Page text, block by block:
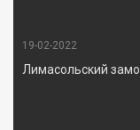
19-02-2022
Лимасольский